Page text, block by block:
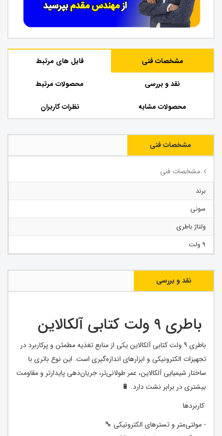
مشخصات فنی فایل های مرتبط
نقد و بررسی محصولات مرتبط
محصولات مشابه نظرات کاربران
مشخصات فنی
مشخصات فنی
برند
سونی
ولتاژ باطری
9 ولت
نقد و بررسی
باطری ۹ ولت کتابی آلکالاین
باطری ۹ ولت کتابی آلکالاین یکی از منابع تغذیه‌ مطمئن و پرکاربرد در
تجهیزات الکترونیکی و ابزارهای اندازه‌گیری است. این نوع باتری با
ساختار شیمیایی آلکالاین، عمر طولانی‌تر، جریان‌دهی پایدارتر و مقاومت
بیشتری در برابر نشت دارد. 🔋
کاربردها
- مولتی‌متر و تسترهای الکترونیکی 🔧